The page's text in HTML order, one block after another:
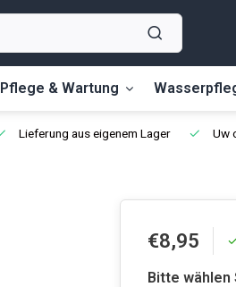
Pflege & Wartung
Lieferung aus eigenem Lager Uw
€8,95
Bitte wählen